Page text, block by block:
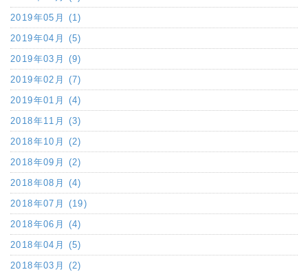
2019年05月 (1)
2019年04月 (5)
2019年03月 (9)
2019年02月 (7)
2019年01月 (4)
2018年11月 (3)
2018年10月 (2)
2018年09月 (2)
2018年08月 (4)
2018年07月 (19)
2018年06月 (4)
2018年04月 (5)
2018年03月 (2)